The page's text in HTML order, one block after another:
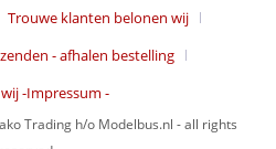
Trouwe klanten belonen wij
- afhalen bestelling
-Impressum -
Trading h/o Modelbus.nl - all rights